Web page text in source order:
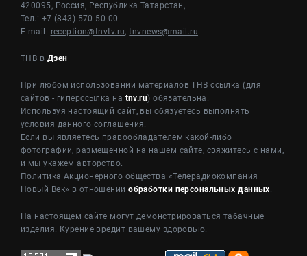
420095, Россия, Республика Татарстан,
Тел.: +7 (843) 570-50-00
E-mail: reception@tnvtv.ru,tnvnews@mail.ru
ТНВ в Дзен
При любом использовании материалов ТНВ ссылка (для
сайтов - гиперссылка на tnv.ru) обязательна.
Используя настоящий сайт, вы обязуетесь выполнять
условия данного соглашения.
Если вы являетесь правообладателем какой-либо
фотографии, размещенной на нашем сайте, свяжитесь с нами,
и мы укажем авторство.
Политика Акционерного общества «Телерадиокомпания
Новый Век» в отношенииобработки персональных данных.
На настоящем сайте могут демонстрироваться табачные
изделия. Курение вредит вашему здоровью.